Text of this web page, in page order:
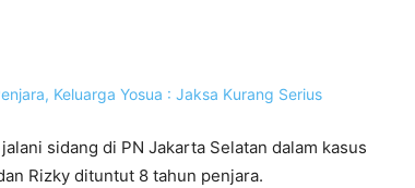
sidang di PN Jakarta Selatan dalam kasus
Rizky dituntut 8 tahun penjara.